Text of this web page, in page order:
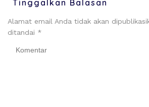
Tinggalkan Balasan
Alamat email Anda tidak akan
ditandai *